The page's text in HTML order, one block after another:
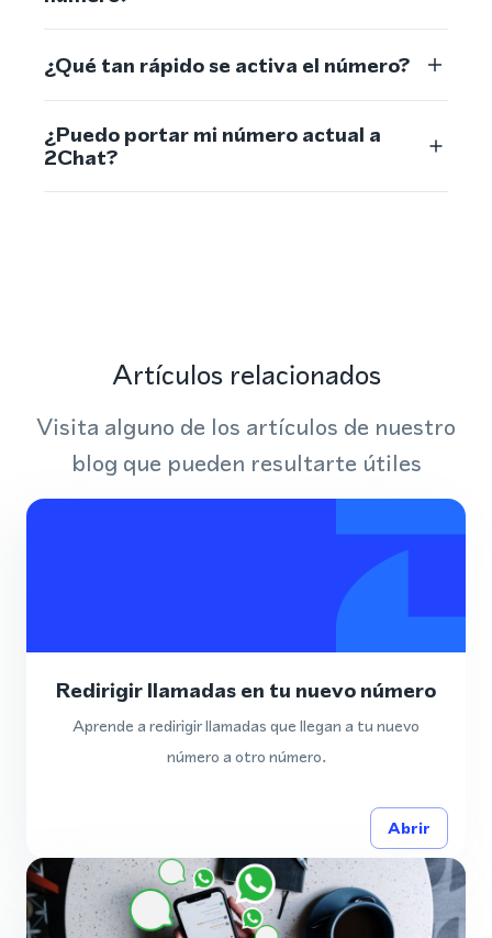
¿Qué tan rápido se activa el número?
¿Puedo portar mi número actual a
2Chat?
Artículos relacionados
Visita alguno de los artículos de nuestro
blog que pueden resultarte útiles
Redirigir llamadas en tu nuevo número
Aprende a redirigir llamadas que llegan a tu nuevo
número a otro número.
Abrir